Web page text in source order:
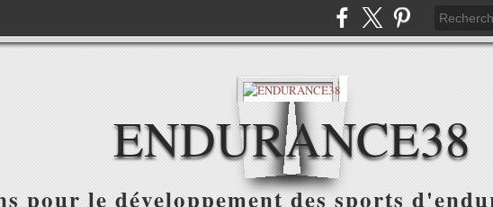
ENDURANCE38
pour le développement des sports